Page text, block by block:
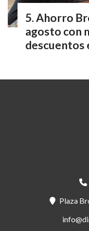
Ahorro
agosto con
descuentos
Plaza